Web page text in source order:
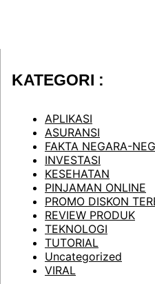
KATEGORI :
APLIKASI
ASURANSI
FAKTA NEGARA-
INVESTASI
KESEHATAN
PINJAMAN ONLINE
PROMO DISKON
REVIEW PRODUK
TEKNOLOGI
TUTORIAL
Uncategorized
VIRAL